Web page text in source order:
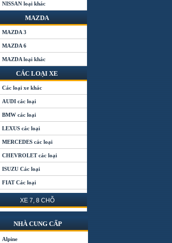
NISSAN loại khác
MAZDA
MAZDA 3
MAZDA 6
MAZDA loại khác
CÁC LOẠI XE
Các loại xe khác
AUDI các loại
BMW các loại
LEXUS các loại
MERCEDES các loại
CHEVROLET các loại
ISUZU Các loại
FIAT Các loại
XE 7, 8 CHỖ
NHÀ CUNG CẤP
Alpine